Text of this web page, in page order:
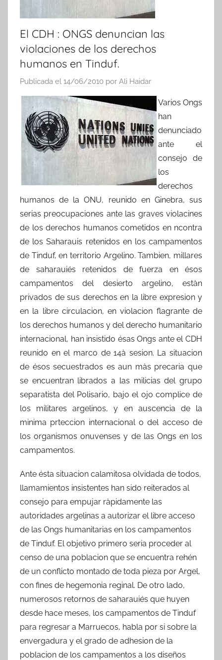
El CDH : ONGS denuncian las
violaciones de los derechos
humanos en Tinduf.
Publicada el 14/06/2010 por Ali Haidar
Varios Ongs
han
denunciado
ante el
consejo de
los
derechos
humanos de la ONU, reunido en Ginebra, sus
serias preocupaciones ante las graves violacines
de los derechos humanos cometidos en ncontra
de los Saharauis retenidos en los campamentos
de Tinduf, en territorio Argelino. Tambien, millares
de saharauiés retenidos de fuerza en ésos
campamentos del desierto argelino, estàn
privados de sus derechos en la libre expresion y
en la libre circulacion, en violacion flagrante de
los derechos humanos y del derecho humanitario
internacional, han insistido ésas Ongs ante el CDH
reunido en el marco de 14à sesion. La situacion
de ésos secuestrados es aun màs precaria que
se encuentran librados a las milicias del grupo
separatista del Polisario, bajo el ojo complice de
los militares argelinos, y en auscencia de la
minima prteccion internacional o del acceso de
los organismos onuvenses y de las Ongs en los
campamentos.
Ante ésta situacion calamitosa olvidada de todos,
llamamientos insistentes han sido reiterados al
consejo para empujar ràpidamente las
autoridades argelinas a autorizar el libre acceso
de las Ongs humanitarias en los campamentos
de Tinduf. El objetivo primero seria proceder al
censo de una poblacion que se encuentra rehén
de un conflicto montado de toda pieza por Argel,
con fines de hegemonia reginal. De otro lado,
numerosos retornos de saharauiés que huyen
desde hace meses, los campamentos de Tinduf
para regresar a Marruecos, habla por si sobre la
envergadura y el grado de adhesion de la
poblacion de los campamentos a los diseños